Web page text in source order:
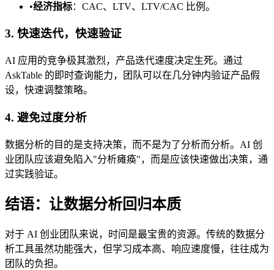
•经济指标：CAC、LTV、LTV/CAC 比例。
3. 快速迭代，快速验证
AI 应用的竞争极其激烈，产品迭代速度决定生死。通过
AskTable 的即时查询能力，团队可以在几分钟内验证产品假
设，快速调整策略。
4. 避免过度分析
数据分析的目的是支持决策，而不是为了分析而分析。AI 创
业团队应该避免陷入"分析瘫痪"，而是应该快速做出决策，通
过实践验证。
结语：让数据分析回归本质
对于 AI 创业团队来说，时间是最宝贵的资源。传统的数据分
析工具虽然功能强大，但学习成本高、响应速度慢，往往成为
团队的负担。